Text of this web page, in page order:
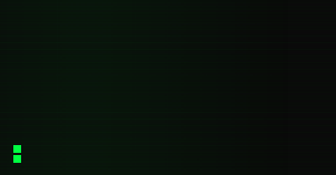
: